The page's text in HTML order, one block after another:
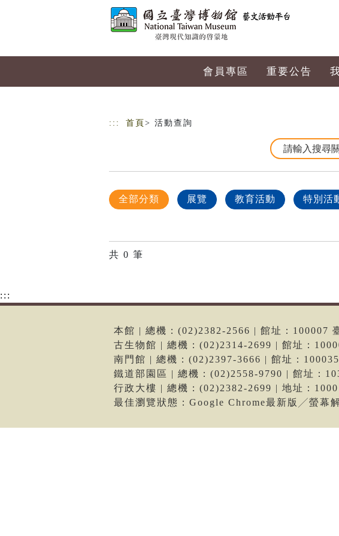
會員專區 重要公告
::: 首頁 > 活動查詢
全部分類 展覽 教育活動 特別活
共 0 筆
:::
本館 | 總機：(02)2382-2566 | 館址：100007
古生物館 | 總機：(02)2314-2699 | 館址：
南門館 | 總機：(02)2397-3666 | 館址：
鐵道部園區 | 總機：(02)2558-9790 | 館址：
行政大樓 | 總機：(02)2382-2699 | 地址：
最佳瀏覽狀態：Google Chrome最新版╱螢幕